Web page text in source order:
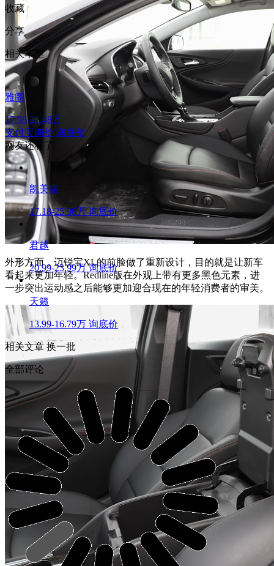
外形方面，迈锐宝XL的前脸做了重新设计，目的就是让新车
看起来更加年轻。Redline版在外观上带有更多黑色元素，进
一步突出运动感之后能够更加迎合现在的年轻消费者的审美。
收藏
分享
相关车型
雅阁
17.98-21.48万
支付宝询价 询底价
网友还看了
凯美瑞
17.18-25.98万 询底价
君越
20.99-23.99万 询底价
天籁
13.99-16.79万 询底价
相关文章 换一批
全部评论